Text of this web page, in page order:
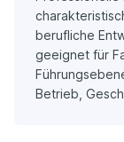
berufliche
geeignet für
Betrieb,